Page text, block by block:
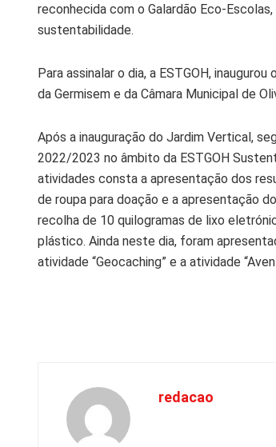
reconhecida com o Galardão Eco-
sustentabilidade.
Para assinalar o dia, a ESTGOH,
da Germisem e da Câmara Municipal de
Após a inauguração do Jardim Vertical,
2022/2023 no âmbito da ESTGOH
atividades consta a apresentação dos
de roupa para doação e a apresentação
recolha de 10 quilogramas de lixo
plástico. Ainda neste dia, foram
atividade “Geocaching” e a atividade
redacao